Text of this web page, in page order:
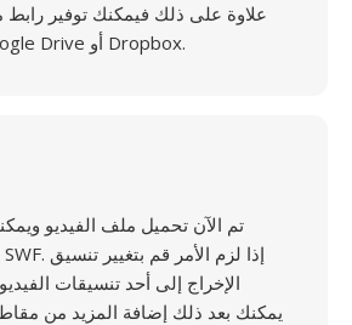
علاوة على ذلك فيمكنك توفير
الإنترنت مثل Google Drive أو Dropbox.
تم الآن تحميل ملف الفيديو
يمكنك بعد ذلك إضافة المزيد من